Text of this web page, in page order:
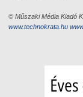
© Műszaki Média Kiadó
www.technokrata.hu